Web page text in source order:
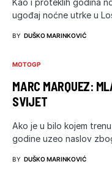
Kao i proteklih godina
ugođaj noćne utrke u
BY DUŠKO MARINKOVIĆ
MOTOGP
MARC MARQUEZ:
SVIJET
Ako je u bilo kojem
godine uzeo naslov
BY DUŠKO MARINKOVIĆ